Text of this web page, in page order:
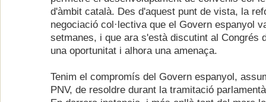
d'àmbit català. Des d'aquest punt de vista, la
negociació col·lectiva que el Govern espanyol
setmanes, i que ara s'està discutint al Congrés
una oportunitat i alhora una amenaça.
Tenim el compromís del Govern espanyol,
PNV, de resoldre durant la tramitació